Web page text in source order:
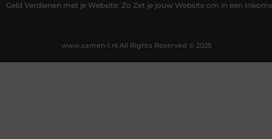
Geld Verdienen met je Website: Zo Zet je jouw Website om in een
All Rights Reserved © 2025
www.samen-1.nl.